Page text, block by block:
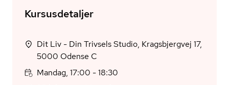
Kursusdetaljer
Dit Liv - Din Trivsels Studio, Kragsbjergvej 17,
5000 Odense C
Mandag, 17:00 - 18:30